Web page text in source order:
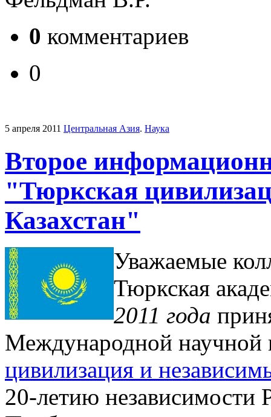
0 комментариев
0
5 апреля 2011 Центральная Азия. Наука
Второе
"Тюркская
Казахстан"
Уважаемые
Тюркская
2011 года
Международной научной
цивилизация и
20-летию независимости